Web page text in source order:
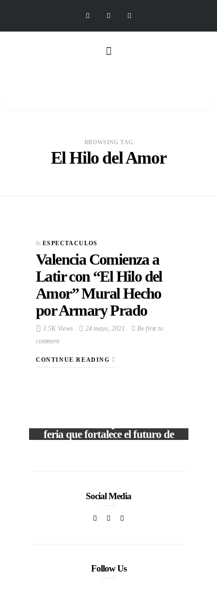
BROWSING TAG
El Hilo del Amor
In ESPECTACULOS
Valencia Comienza a
Latir con “El Hilo del
Amor” Mural Hecho
por Armary Prado
1.5K Views 24 mayo, 2021
Be first to
comment
CONTINUE READING
feria que fortalece el futuro de
Social Media
Follow Us